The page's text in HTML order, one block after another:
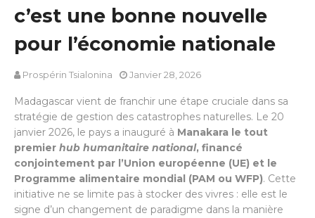
c’est une bonne nouvelle
pour l’économie nationale
Prospérin Tsialonina Janvier 28, 2026
Madagascar vient de franchir une étape cruciale dans sa
stratégie de gestion des catastrophes naturelles. Le 20
janvier 2026, le pays a inauguré à Manakara le tout
premier hub humanitaire national, financé
conjointement par l’Union européenne (UE) et le
Programme alimentaire mondial (PAM ou WFP). Cette
initiative ne se limite pas à stocker des vivres : elle est le
signe d’un changement de paradigme dans la manière